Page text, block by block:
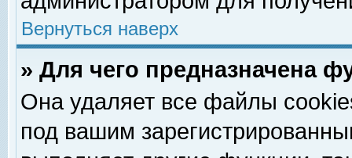
Вернуться наверх
» Для чего предназначена
Она удаляет все файлы
под вашим